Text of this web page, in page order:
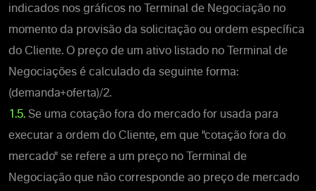
indicados nos gráficos no Terminal de Negociação no
momento da provisão da solicitação ou ordem específica
do Cliente. O preço de um ativo listado no Terminal de
Negociações é calculado da seguinte forma:
(demanda+oferta)/2.
1.5. Se uma cotação fora do mercado for usada para
executar a ordem do Cliente, em que "cotação fora do
mercado" se refere a um preço no Terminal de
Negociação que não corresponde ao preço de mercado